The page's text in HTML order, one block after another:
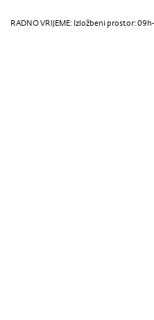
RADNO VRIJEME: Izložbeni prostor: